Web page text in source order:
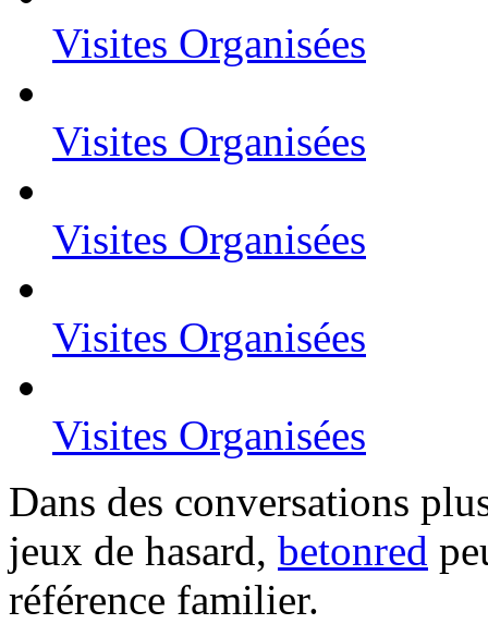
Visites Organisées
Visites Organisées
Visites Organisées
Visites Organisées
Visites Organisées
Dans des conversations
jeux de hasard, betonred
référence familier.